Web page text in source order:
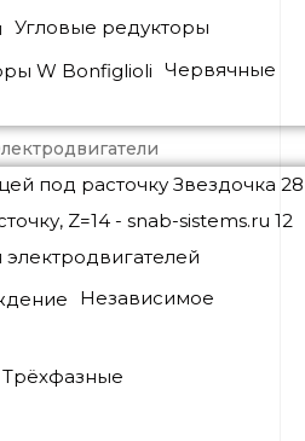
Угловые редукторы
Червячные
Независимое
Трёхфазные